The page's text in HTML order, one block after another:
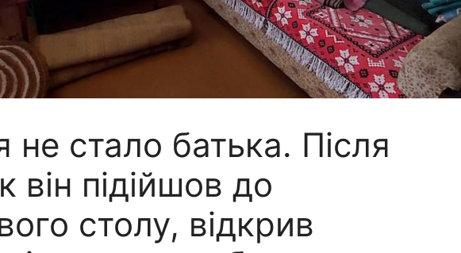
не стало батька. Після
він підійшов до
столу, відкрив